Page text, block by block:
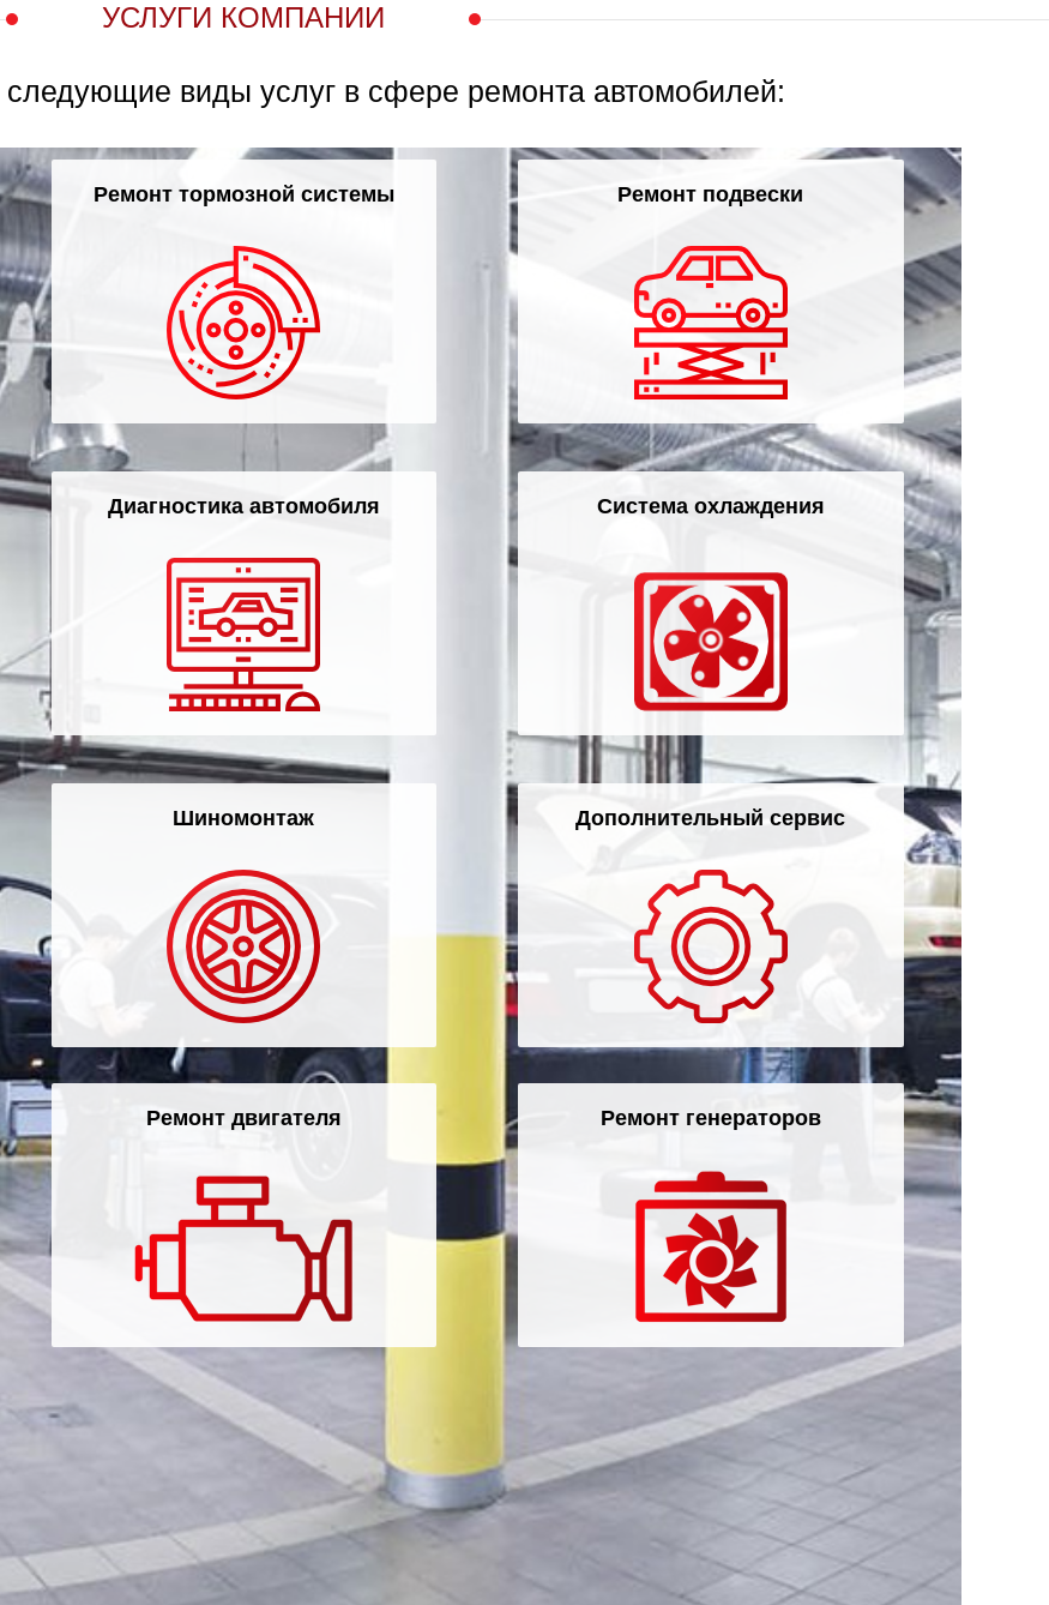
УСЛУГИ КОМПАНИИ
следующие виды услуг в сфере ремонта автомобилей:
Ремонт тормозной системы Ремонт подвески
Диагностика автомобиля Система охлаждения
Шиномонтаж Дополнительный сервис
Ремонт двигателя Ремонт генераторов